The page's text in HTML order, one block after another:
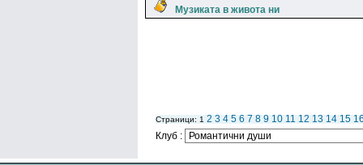
Музиката в живота ни
Страници: 1 2 3 4 5 6 7 8 9 10 11 12 13 14 15
Клуб :